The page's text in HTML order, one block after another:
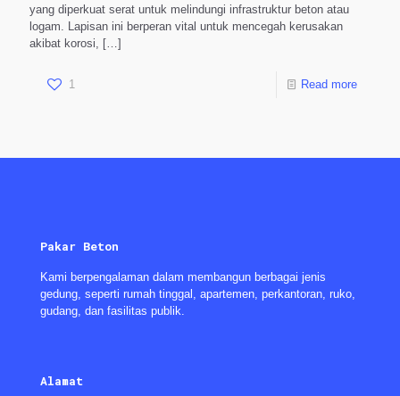
yang diperkuat serat untuk melindungi infrastruktur beton atau
logam. Lapisan ini berperan vital untuk mencegah kerusakan
akibat korosi,
[…]
1 Read more
Pakar Beton
Kami berpengalaman dalam membangun berbagai jenis
gedung, seperti rumah tinggal, apartemen, perkantoran, ruko,
gudang, dan fasilitas publik.
Alamat